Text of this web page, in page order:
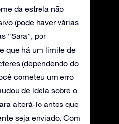
da estrela não
(pode haver várias
“Sara”, por
que há um limite de
(dependendo do
cometeu um erro
de ideia sobre o
alterá-lo antes que
seja enviado. Com